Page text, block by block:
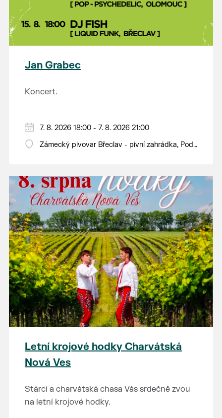
Jan Grabec
Koncert.
7. 8. 2026 18:00 - 7. 8. 2026 21:00
Zámecký pivovar Břeclav - pivní zahrádka, Pod
Letní krojové hodky Charvátská
Nová Ves
Stárci a charvátská chasa Vás srdečně zvou
na letní krojové hodky.